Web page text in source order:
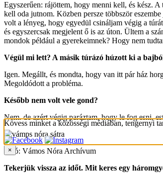
Egyszerűen: rájöttem, hogy menni kell, és kész.
kell oda jutnom. Közben persze többször
volt a lényeg, hogy egyedül csináljam végig a
és egyszercsak megjelent ő is az úton. Ültem a
mondok például a gyerekeimnek? Hogy nem
Végül mi lett? A másik túrázó húzott ki a
Igen. Megállt, és mondta, hogy van itt pár ház
Megoldódott a probléma.
Később nem volt vele gond?
Nem. de azért végig paráztam, hogy le fog esni,
Fotó: Vámos Nóra Archívum
Tekerjük vissza az időt. Mit keres egy
Kövess minket a közösségi médiában, tengernyi
×